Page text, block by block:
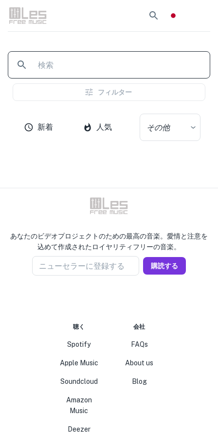
フィルター
新着 人気 その他
あなたのビデオプロジェクトのための最高の音楽。愛情と注意を
込めて作成されたロイヤリティフリーの音楽。
ニューセラーに登録する 購読する
聴く
Spotify
Apple Music
Soundcloud
Amazon
Music
Deezer
会社
FAQs
About us
Blog